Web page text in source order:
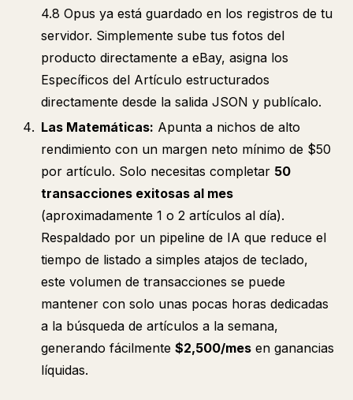
4.8 Opus ya está guardado en los registros de tu
servidor. Simplemente sube tus fotos del
producto directamente a eBay, asigna los
Específicos del Artículo estructurados
directamente desde la salida JSON y publícalo.
Las Matemáticas: Apunta a nichos de alto
rendimiento con un margen neto mínimo de $50
por artículo. Solo necesitas completar 50
transacciones exitosas al mes
(aproximadamente 1 o 2 artículos al día).
Respaldado por un pipeline de IA que reduce el
tiempo de listado a simples atajos de teclado,
este volumen de transacciones se puede
mantener con solo unas pocas horas dedicadas
a la búsqueda de artículos a la semana,
generando fácilmente $2,500/mes en ganancias
líquidas.